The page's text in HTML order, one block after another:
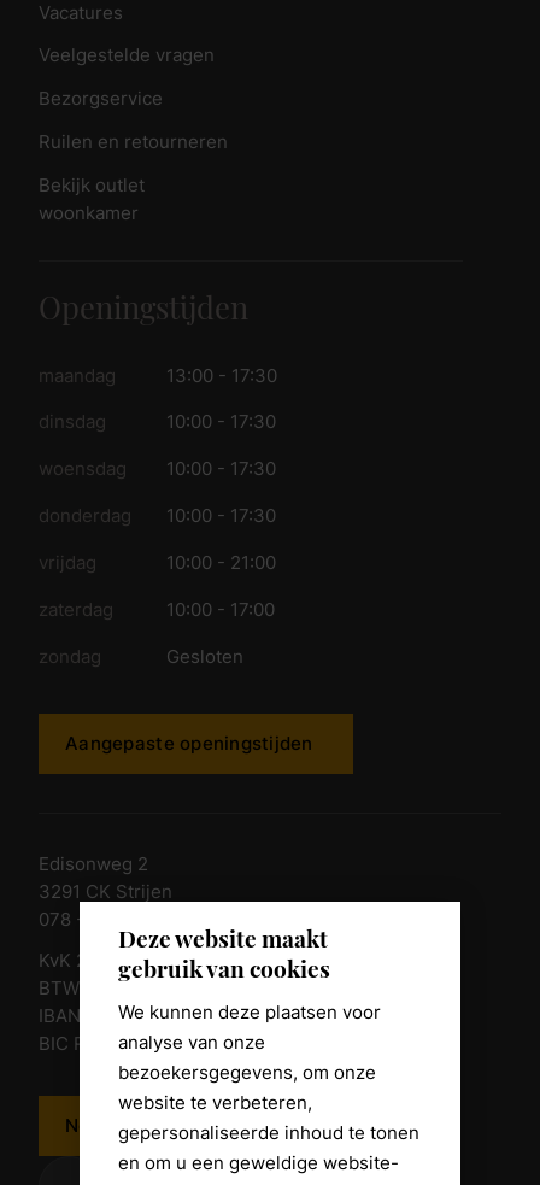
Deze website maakt
gebruik van cookies
We kunnen deze plaatsen voor
analyse van onze
bezoekersgegevens, om onze
website te verbeteren,
gepersonaliseerde inhoud te tonen
en om u een geweldige website-
Vacatures
Veelgestelde vragen
Bezorgservice
Ruilen en retourneren
Bekijk outlet
woonkamer
Openingstijden
maandag 13:00 - 17:30
dinsdag 10:00 - 17:30
woensdag 10:00 - 17:30
donderdag 10:00 - 17:30
vrijdag 10:00 - 21:00
zaterdag 10:00 - 17:00
zondag Gesloten
Aangepaste openingstijden
Edisonweg 2
3291 CK Strijen
078 - 674 84 85
KvK 23011135
BTW nr. NL 805098938.B.01
IBAN NL10 RABO 0361 8039 58
BIC RABONL2U
Neem contact op